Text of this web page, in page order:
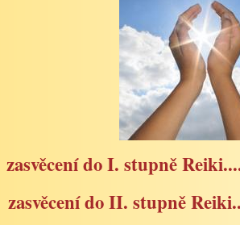
zasvěcení do I. stupně
zasvěcení do II. stupně